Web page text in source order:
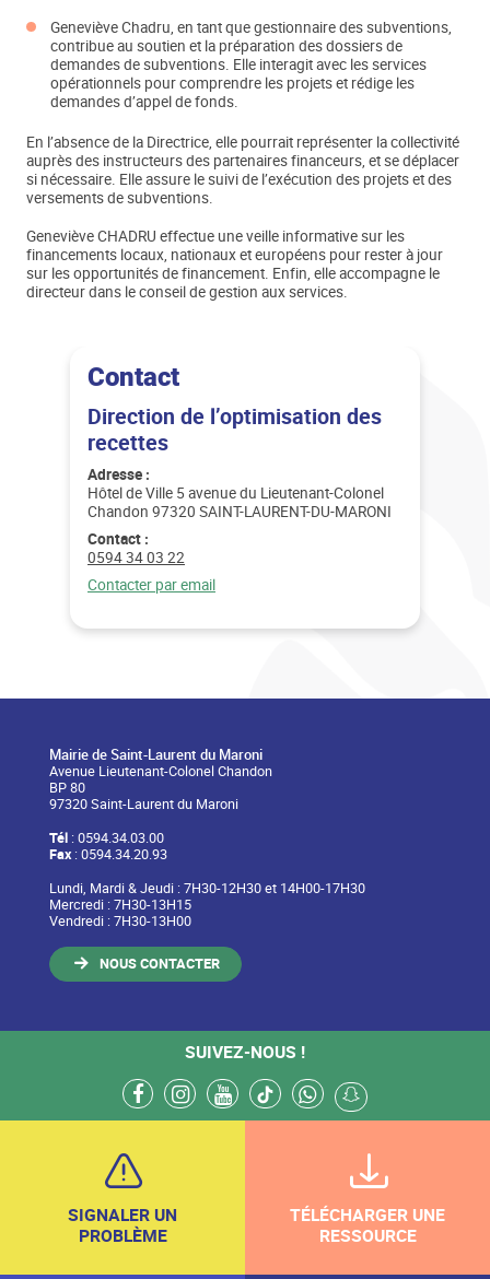
Geneviève Chadru, en tant que gestionnaire des subventions,
contribue au soutien et la préparation des dossiers de
demandes de subventions. Elle interagit avec les services
opérationnels pour comprendre les projets et rédige les
demandes d’appel de fonds.
En l’absence de la Directrice, elle pourrait représenter la collectivité
auprès des instructeurs des partenaires financeurs, et se déplacer
si nécessaire. Elle assure le suivi de l’exécution des projets et des
versements de subventions.
Geneviève CHADRU effectue une veille informative sur les
financements locaux, nationaux et européens pour rester à jour
sur les opportunités de financement. Enfin, elle accompagne le
directeur dans le conseil de gestion aux services.
Contact
Direction de l’optimisation des
recettes
Adresse :
Hôtel de Ville 5 avenue du Lieutenant-Colonel
Chandon 97320 SAINT-LAURENT-DU-MARONI
Contact :
Téléphone :
0594 34 03 22
Email :
Contacter par email
Mairie de Saint-Laurent du Maroni
Avenue Lieutenant-Colonel Chandon
BP 80
97320 Saint-Laurent du Maroni
Tél: 0594.34.03.00
Fax: 0594.34.20.93
Lundi, Mardi & Jeudi : 7H30-12H30 et 14H00-17H30
Mercredi : 7H30-13H15
Vendredi : 7H30-13H00
NOUS CONTACTER
SUIVEZ-NOUS !
facebookinstagram
youtube
tiktokwhatsappsnapchat
SIGNALER UN
PROBLÈME
TÉLÉCHARGER UNE
RESSOURCE